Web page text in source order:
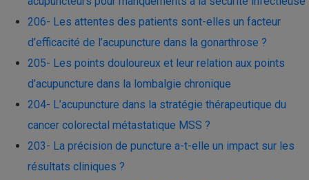
206- Les attentes des patients sont-elles un facteur
d’efficacité de l’acupuncture dans la gonarthrose ?
205- Les points douloureux et leur relation aux points
d’acupuncture dans la lombalgie chronique
204- L’acupuncture dans la stratégie thérapeutique du
cancer colorectal métastatique MSS ?
203- La précision de puncture a-t-elle un impact sur les
résultats cliniques ?